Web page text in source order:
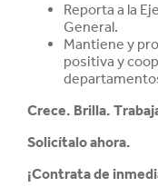
Reporta a la
General.
Mantiene y
positiva y
Crece. Brilla.
Solicítalo ahora.
¡Contrata de